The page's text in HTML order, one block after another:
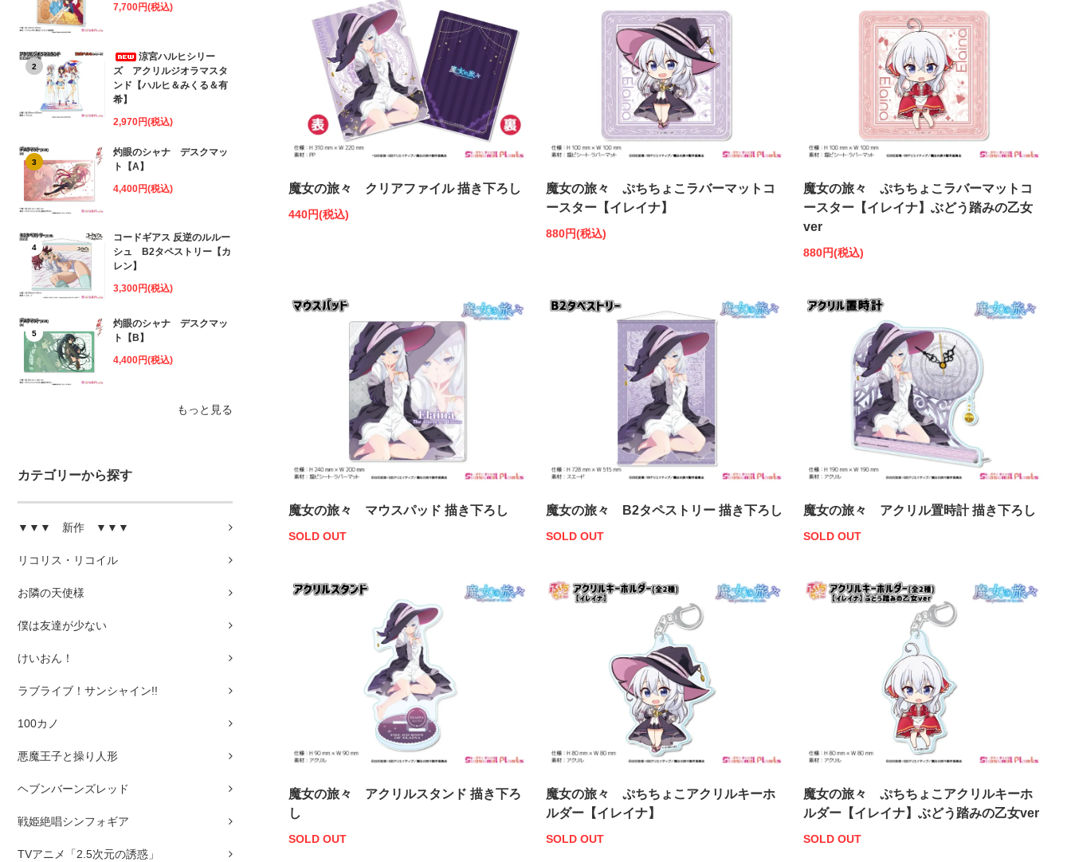
7,700円(税込)
2
涼宮ハルヒシリー
ズ アクリルジオラマスタ
ンド【ハルヒ＆みくる＆有
希】
2,970円(税込)
3
灼眼のシャナ デスクマッ
ト【A】
4,400円(税込)
4
コードギアス 反逆のルルー
シュ B2タペストリー【カ
レン】
3,300円(税込)
5
灼眼のシャナ デスクマッ
ト【B】
4,400円(税込)
もっと見る
カテゴリーから探す
▼▼▼ 新作 ▼▼▼
リコリス・リコイル
お隣の天使様
僕は友達が少ない
けいおん！
ラブライブ！サンシャイン!!
100カノ
悪魔王子と操り人形
ヘブンバーンズレッド
戦姫絶唱シンフォギア
TVアニメ「2.5次元の誘惑」
魔女の旅々 クリアファイル 描き下ろし
440円(税込)
魔女の旅々 ぷちちょこラバーマットコ
ースター【イレイナ】
880円(税込)
魔女の旅々 ぷちちょこラバーマットコ
ースター【イレイナ】ぶどう踏みの乙女
ver
880円(税込)
魔女の旅々 マウスパッド 描き下ろし
SOLD OUT
魔女の旅々 B2タペストリー 描き下ろし
SOLD OUT
魔女の旅々 アクリル置時計 描き下ろし
SOLD OUT
魔女の旅々 アクリルスタンド 描き下ろ
し
SOLD OUT
魔女の旅々 ぷちちょこアクリルキーホ
ルダー【イレイナ】
SOLD OUT
魔女の旅々 ぷちちょこアクリルキーホ
ルダー【イレイナ】ぶどう踏みの乙女ver
SOLD OUT